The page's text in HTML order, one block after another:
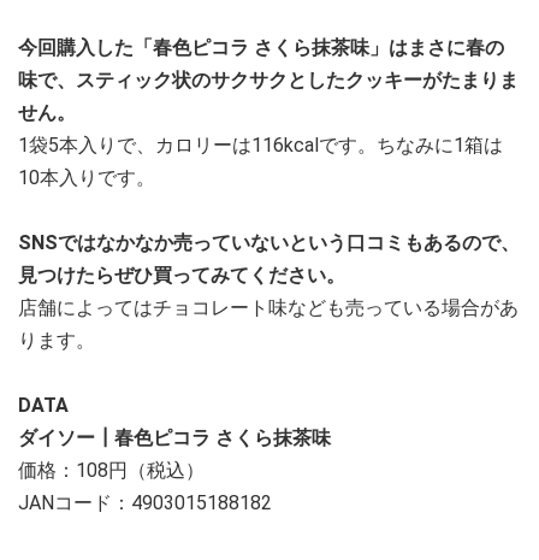
今回購入した「春色ピコラ さくら抹茶味」はまさに春の
味で、スティック状のサクサクとしたクッキーがたまりま
せん。
1袋5本入りで、カロリーは116kcalです。ちなみに1箱は
10本入りです。
SNSではなかなか売っていないという口コミもあるので、
見つけたらぜひ買ってみてください。
店舗によってはチョコレート味なども売っている場合があ
ります。
DATA
ダイソー┃春色ピコラ さくら抹茶味
価格：108円（税込）
JANコード：4903015188182